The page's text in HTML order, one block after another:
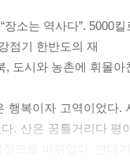
장소는 역사다”. 5000
점기 한반도의 재
, 도시와 농촌에 휘몰아
행복이자 고역이었다
. 산은 꿈틀거리다